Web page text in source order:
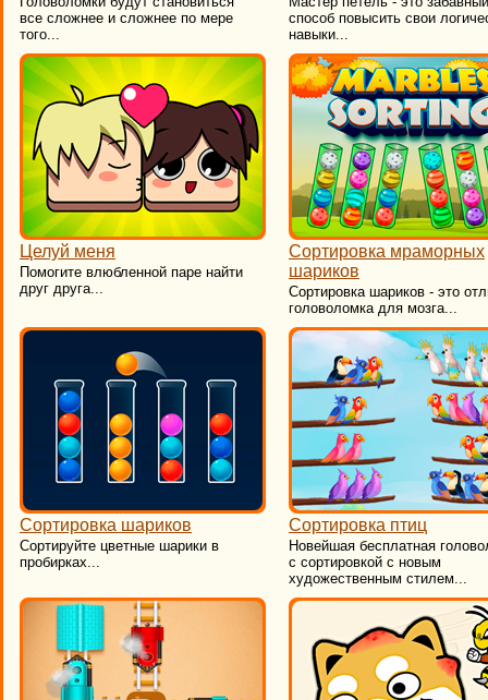
все сложнее и сложнее по мере
того...
способ повысить свои
навыки...
Целуй меня
Помогите влюбленной паре найти
друг друга...
Сортировка мраморных
шариков
​Сортировка шариков - это
головоломка для мозга...
Сортировка шариков
​Сортируйте цветные шарики в
пробирках...
Сортировка птиц
Новейшая бесплатная
с сортировкой с новым
художественным стилем...